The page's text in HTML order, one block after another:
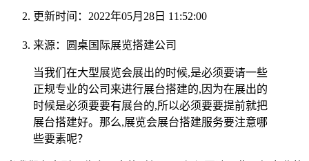
更新时间：2022年05月28日 11:52:00
来源：圆桌国际展览搭建公司
当我们在大型展览会展出的时候,是必须要请一些
正规专业的公司来进行展台搭建的,因为在展出的
时候是必须要要有展台的,所以必须要要提前就把
展台搭建好。那么,展览会展台搭建服务要注意哪
些要素呢？